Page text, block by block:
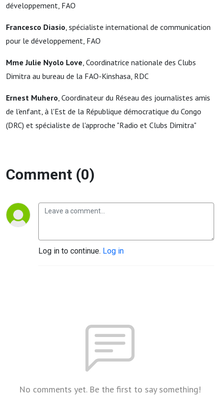
développement, FAO
Francesco Diasio, spécialiste international de communication
pour le développement, FAO
Mme Julie Nyolo Love, Coordinatrice nationale des Clubs
Dimitra au bureau de la FAO-Kinshasa, RDC
Ernest Muhero, Coordinateur du Réseau des journalistes amis
de l'enfant, à l'Est de la République démocratique du Congo
(DRC) et spécialiste de l'approche "Radio et Clubs Dimitra"
Comment (0)
Log in to continue. Log in
No comments yet. Be the first to say something!